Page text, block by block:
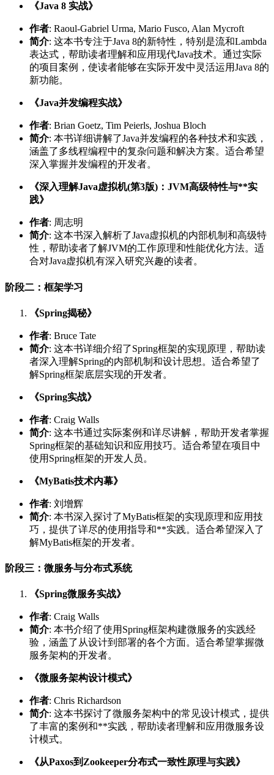
《Java 8 实战》
作者: Raoul-Gabriel Urma, Mario Fusco, Alan Mycroft
简介: 这本书专注于Java 8的新特性，特别是流和Lambda
表达式，帮助读者理解和应用现代Java技术。通过实际
的项目案例，使读者能够在实际开发中灵活运用Java 8的
新功能。
《Java并发编程实战》
作者: Brian Goetz, Tim Peierls, Joshua Bloch
简介: 本书详细讲解了Java并发编程的各种技术和实践，
涵盖了多线程编程中的复杂问题和解决方案。适合希望
深入掌握并发编程的开发者。
《深入理解Java虚拟机(第3版)：JVM高级特性与**实
践》
作者: 周志明
简介: 这本书深入解析了Java虚拟机的内部机制和高级特
性，帮助读者了解JVM的工作原理和性能优化方法。适
合对Java虚拟机有深入研究兴趣的读者。
阶段二：框架学习
《Spring揭秘》
作者: Bruce Tate
简介: 这本书详细介绍了Spring框架的实现原理，帮助读
者深入理解Spring的内部机制和设计思想。适合希望了
解Spring框架底层实现的开发者。
《Spring实战》
作者: Craig Walls
简介: 这本书通过实际案例和详尽讲解，帮助开发者掌握
Spring框架的基础知识和应用技巧。适合希望在项目中
使用Spring框架的开发人员。
《MyBatis技术内幕》
作者: 刘增辉
简介: 本书深入探讨了MyBatis框架的实现原理和应用技
巧，提供了详尽的使用指导和**实践。适合希望深入了
解MyBatis框架的开发者。
阶段三：微服务与分布式系统
《Spring微服务实战》
作者: Craig Walls
简介: 本书介绍了使用Spring框架构建微服务的实践经
验，涵盖了从设计到部署的各个方面。适合希望掌握微
服务架构的开发者。
《微服务架构设计模式》
作者: Chris Richardson
简介: 这本书探讨了微服务架构中的常见设计模式，提供
了丰富的案例和**实践，帮助读者理解和应用微服务设
计模式。
《从Paxos到Zookeeper分布式一致性原理与实践》